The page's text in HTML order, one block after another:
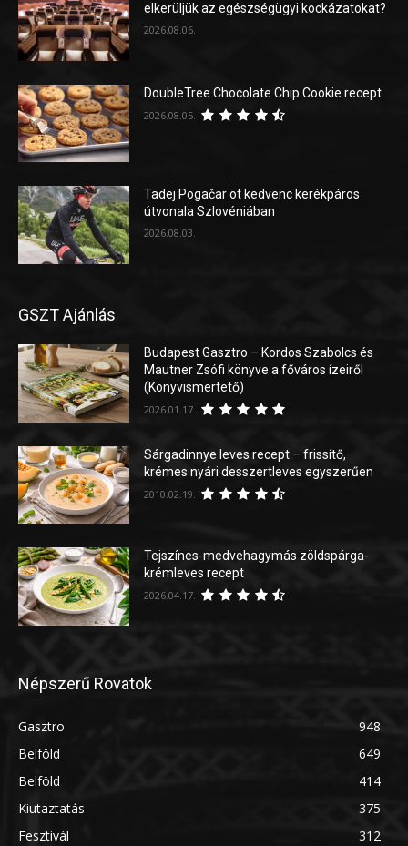
elkerüljük az egészségügyi kockázatokat?
2026.08.06.
DoubleTree Chocolate Chip Cookie recept
2026.08.05.
Tadej Pogačar öt kedvenc kerékpáros
útvonala Szlovéniában
2026.08.03.
GSZT Ajánlás
Budapest Gasztro – Kordos Szabolcs és
Mautner Zsófi könyve a főváros ízeiről
(Könyvismertető)
2026.01.17.
Sárgadinnye leves recept – frissítő,
krémes nyári desszertleves egyszerűen
2010.02.19.
Tejszínes-medvehagymás zöldspárga-
krémleves recept
2026.04.17.
Népszerű Rovatok
Gasztro
948
Belföld
649
Belföld
414
Kiutaztatás
375
Fesztivál
312